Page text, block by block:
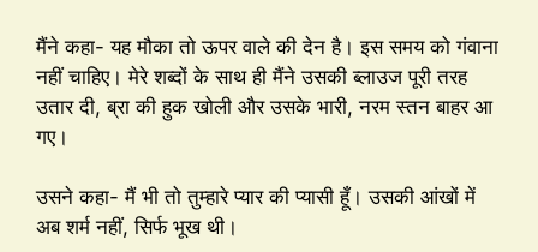
मैंने कहा- यह मौका तो ऊपर वाले की देन है। इस समय को गंवाना
नहीं चाहिए। मेरे शब्दों के साथ ही मैंने उसकी ब्लाउज पूरी तरह
उतार दी, ब्रा की हुक खोली और उसके भारी, नरम स्तन बाहर आ
गए।
उसने कहा- मैं भी तो तुम्हारे प्यार की प्यासी हूँ। उसकी आंखों में
अब शर्म नहीं, सिर्फ भूख थी।